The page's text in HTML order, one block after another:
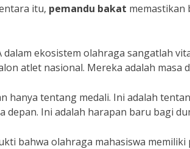
itu, pemandu bakat memastikan
ekosistem olahraga sangatlah
atlet nasional. Mereka adalah masa
hanya tentang medali. Ini adalah
depan. Ini adalah harapan baru bagi
bahwa olahraga mahasiswa